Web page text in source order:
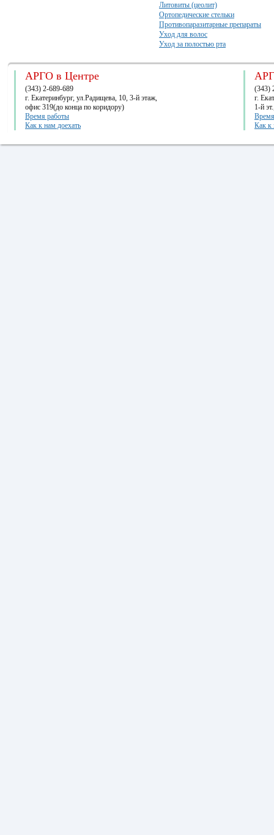
Литовиты (цеолит)
Ортопедические стельки
Противопаразитарные препараты
Уход для волос
Уход за полостью рта
АРГО в Центре
(343) 2-689-689
г. Екатеринбург, ул.Радищева, 10, 3-й этаж,
офис 319(до конца по коридору)
Время работы
Как к нам доехать
(343)
г.
1-й
Как к